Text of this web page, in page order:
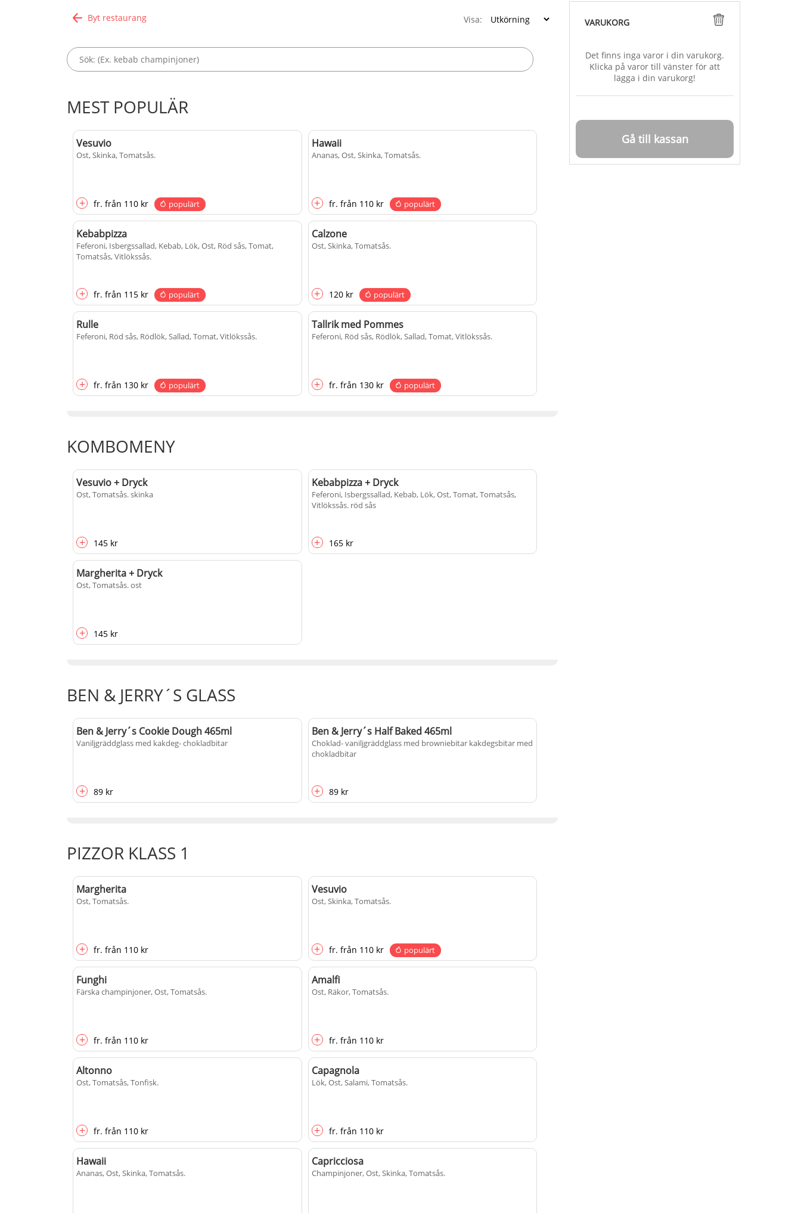
VARUKORG
Det finns inga varor i din varukorg.
Klicka på varor till vänster för att
lägga i din varukorg!
Gå till kassan
Byt restaurang Visa:
MEST POPULÄR
Vesuvio
Ost, Skinka, Tomatsås.
+ fr. från 110 kr populärt
Hawaii
Ananas, Ost, Skinka, Tomatsås.
+ fr. från 110 kr populärt
Kebabpizza
Feferoni, Isbergssallad, Kebab, Lök, Ost, Röd sås, Tomat,
Tomatsås, Vitlökssås.
+ fr. från 115 kr populärt
Calzone
Ost, Skinka, Tomatsås.
+ 120 kr populärt
Rulle
Feferoni, Röd sås, Rödlök, Sallad, Tomat, Vitlökssås.
+ fr. från 130 kr populärt
Tallrik med Pommes
Feferoni, Röd sås, Rödlök, Sallad, Tomat, Vitlökssås.
+ fr. från 130 kr populärt
KOMBOMENY
Vesuvio + Dryck
Ost, Tomatsås. skinka
+ 145 kr
Kebabpizza + Dryck
Feferoni, Isbergssallad, Kebab, Lök, Ost, Tomat, Tomatsås,
Vitlökssås. röd sås
+ 165 kr
Margherita + Dryck
Ost, Tomatsås. ost
+ 145 kr
BEN & JERRY´S GLASS
Ben & Jerry´s Cookie Dough 465ml
Vaniljgräddglass med kakdeg- chokladbitar
+ 89 kr
Ben & Jerry´s Half Baked 465ml
Choklad- vaniljgräddglass med browniebitar kakdegsbitar med
chokladbitar
+ 89 kr
PIZZOR KLASS 1
Margherita
Ost, Tomatsås.
+ fr. från 110 kr
Vesuvio
Ost, Skinka, Tomatsås.
+ fr. från 110 kr populärt
Funghi
Färska champinjoner, Ost, Tomatsås.
+ fr. från 110 kr
Amalfi
Ost, Räkor, Tomatsås.
+ fr. från 110 kr
Altonno
Ost, Tomatsås, Tonfisk.
+ fr. från 110 kr
Capagnola
Lök, Ost, Salami, Tomatsås.
+ fr. från 110 kr
Hawaii
Ananas, Ost, Skinka, Tomatsås.
Capricciosa
Champinjoner, Ost, Skinka, Tomatsås.